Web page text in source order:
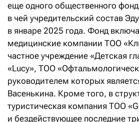
еще одного общественного
в чей учредительский состав
в январе 2025 года. Фонд
медицинские компании ТОО
частное учреждение «Детская
«Lucy», ТОО
руководителем которых
Васенькина. Кроме того, в
туристическая компания ТОО
и бездействующее последние